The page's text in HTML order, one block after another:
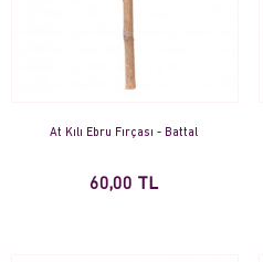
At Kılı Ebru Fırçası - Battal
60,00 TL